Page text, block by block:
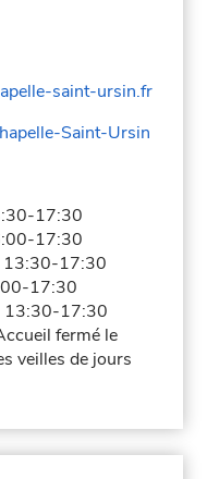
saint-ursin.fr
Saint-Ursin
17:30
17:30
13:30-17:30
17:30
13:30-17:30
fermé le
veilles de jours